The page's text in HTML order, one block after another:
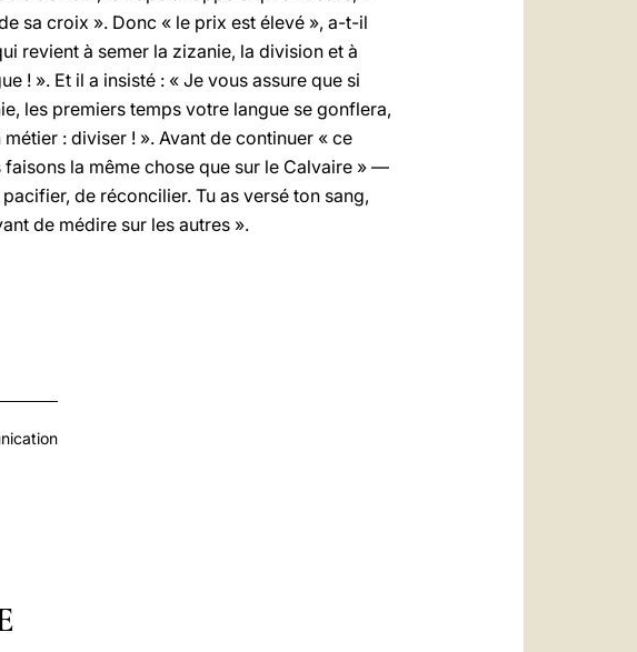
sa croix ». Donc « le prix est élevé », a-t-il
revient à semer la zizanie, la division et à
! ». Et il a insisté : « Je vous assure que si
les premiers temps votre langue se gonflera,
: diviser ! ». Avant de continuer « ce
la même chose que sur le Calvaire » —
de réconcilier. Tu as versé ton sang,
de médire sur les autres ».